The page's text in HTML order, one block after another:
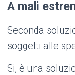
A mali
Seconda
soggetti alle
Si, è una